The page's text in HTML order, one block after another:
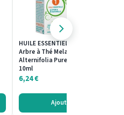
HUILE ESSENTIELLE HEBBD
Arbre à Thé Melaleuca
Alternifolia Puressentiel
10ml
6,24€
Ajouter